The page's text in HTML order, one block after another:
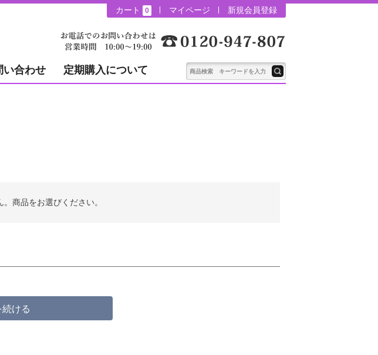
カート 0 マイページ 新規会員登録
い合わせ 定期購入について
商品をお選びください。
ける